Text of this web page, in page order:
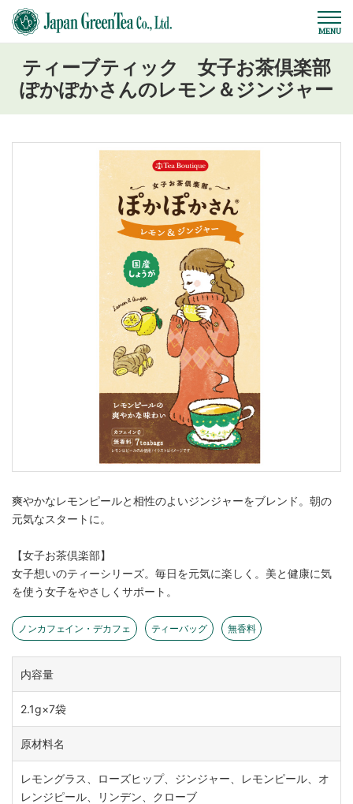
ティーブティック 女子お茶倶楽部
ぽかぽかさんのレモン＆ジンジャー
爽やかなレモンピールと相性のよいジンジャーをブレンド。朝の
元気なスタートに。
【女子お茶倶楽部】
女子想いのティーシリーズ。毎日を元気に楽しく。美と健康に気
を使う女子をやさしくサポート。
ノンカフェイン・デカフェ ティーバッグ 無香料
内容量
2.1g×7袋
原材料名
レモングラス、ローズヒップ、ジンジャー、レモンピール、オ
レンジピール、リンデン、クローブ